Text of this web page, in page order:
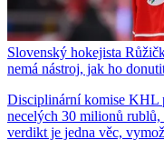
Slovenský hokejista
nemá nástroj, jak ho
Disciplinární komise KHL
necelých 30 milionů
verdikt je jedna věc,